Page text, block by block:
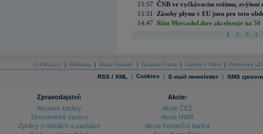
15:57 ČNB ve vyčkávacím režimu, zvýšení
15:31
Zásoby plynu v EU jsou pro toto
14:47 Růst MercadoLibre akceleruje na
1 2 3 4
O Patria.cz Reklama Mapa Stránek Skupina Patria Kariéra v Patrii Podmínky
RSS / XML | Cookies | E-mail newsletter | SMS
Zpravodajství:
Akciové zprávy
Ekonomické zprávy
Zprávy o měnách a sazbách
Akcie:
Akcie ČEZ
Akcie NWR
Akcie Komerční banka